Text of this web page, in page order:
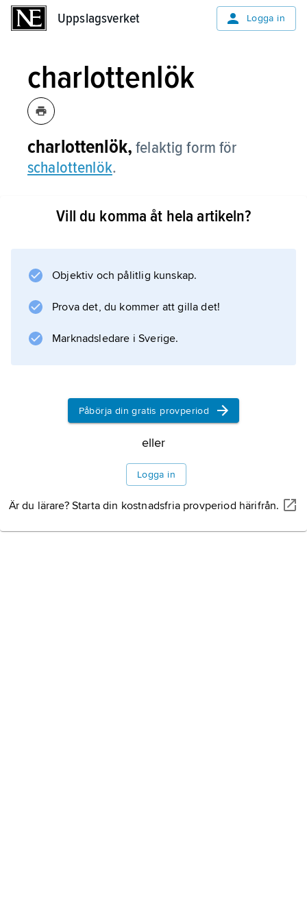
Uppslagsverket Logga in
charlottenlök
charlottenlök, felaktig form för
schalottenlök.
Vill du komma åt hela artikeln?
Objektiv och pålitlig kunskap.
Prova det, du kommer att gilla det!
Marknadsledare i Sverige.
Påbörja din gratis provperiod
eller
Logga in
Är du lärare? Starta din kostnadsfria provperiod härifrån.